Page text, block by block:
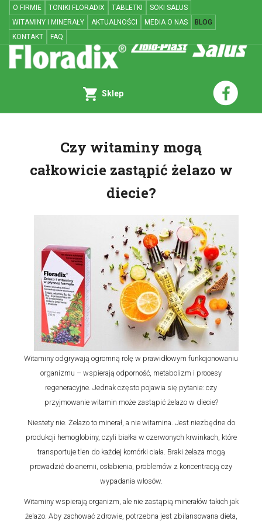
Sklep
O FIRMIE TONIKI FLORADIX TABLETKI
SOKI SALUS
WITAMINY I MINERAŁY
AKTUALNOŚCI MEDIA O NAS
BLOG
KONTAKT
FAQ
Czy witaminy mogą
całkowicie zastąpić żelazo w
diecie?
Witaminy odgrywają ogromną rolę w prawidłowym funkcjonowaniu
organizmu – wspierają odporność, metabolizm i procesy
regeneracyjne. Jednak często pojawia się pytanie: czy
przyjmowanie witamin może zastąpić żelazo w diecie?
Niestety nie. Żelazo to minerał, a nie witamina. Jest niezbędne do
produkcji hemoglobiny, czyli białka w czerwonych krwinkach, które
transportuje tlen do każdej komórki ciała. Braki żelaza mogą
prowadzić do anemii, osłabienia, problemów z koncentracją czy
wypadania włosów.
Witaminy wspierają organizm, ale nie zastąpią minerałów takich jak
żelazo. Aby zachować zdrowie, potrzebna jest zbilansowana dieta,